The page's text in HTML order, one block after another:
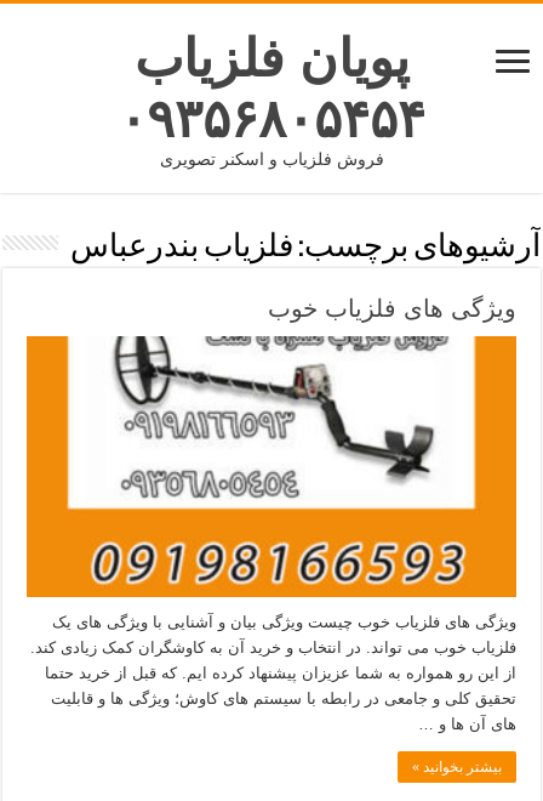
پویان فلزیاب
۰۹۳۵۶۸۰۵۴۵۴
فروش فلزیاب و اسکنر تصویری
آرشیوهای برچسب: فلزیاب بندرعباس
ویژگی های فلزیاب خوب
ویژگی های فلزیاب خوب چیست ویژگی بیان و آشنایی با ویژگی های یک
فلزیاب خوب می تواند. در انتخاب و خرید آن به کاوشگران کمک زیادی کند.
از این رو همواره به شما عزیزان پیشنهاد کرده ایم. که قبل از خرید حتما
تحقیق کلی و جامعی در رابطه با سیستم های کاوش؛ ویژگی ها و قابلیت
های آن ها و …
بیشتر بخوانید »